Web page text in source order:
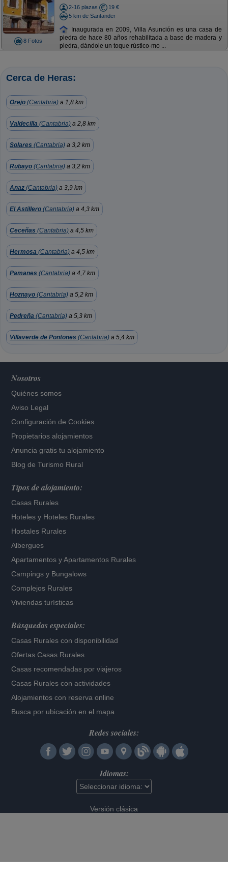
8 Fotos
2-16 plazas
19 €
5 km de Santander
Inaugurada en 2009, Villa Asunción es una casa de
piedra de hace 80 años rehabilitada a base de madera y
piedra, dándole un toque rústico-mo ...
Cerca de Heras:
Orejo (Cantabria) a 1,8 km
Valdecilla (Cantabria) a 2,8 km
Solares (Cantabria) a 3,2 km
Rubayo (Cantabria) a 3,2 km
Anaz (Cantabria) a 3,9 km
El Astillero (Cantabria) a 4,3 km
Ceceñas (Cantabria) a 4,5 km
Hermosa (Cantabria) a 4,5 km
Pamanes (Cantabria) a 4,7 km
Hoznayo (Cantabria) a 5,2 km
Pedreña (Cantabria) a 5,3 km
Villaverde de Pontones (Cantabria) a 5,4 km
Nosotros
Quiénes somos
Aviso Legal
Configuración de Cookies
Propietarios alojamientos
Anuncia gratis tu alojamiento
Blog de Turismo Rural
Tipos de alojamiento:
Casas Rurales
Hoteles y Hoteles Rurales
Hostales Rurales
Albergues
Apartamentos yApartamentos Rurales
Campings y Bungalows
Complejos Rurales
Viviendas turísticas
Búsquedas especiales:
Casas Rurales con disponibilidad
Ofertas Casas Rurales
Casas recomendadas por viajeros
Casas Rurales con actividades
Alojamientos con reserva online
Busca por ubicación en el mapa
Redes sociales:
Idiomas:
Versión clásica